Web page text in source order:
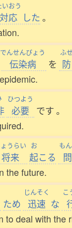
いおう
対応 した 。
でんせんびょう
伝染病 を
ふせ
防
ひつよう
必要 です。
ょうらい
将来
お
起こる
も
the future.
ため
じんそく
迅速 な
こ
to deal with the